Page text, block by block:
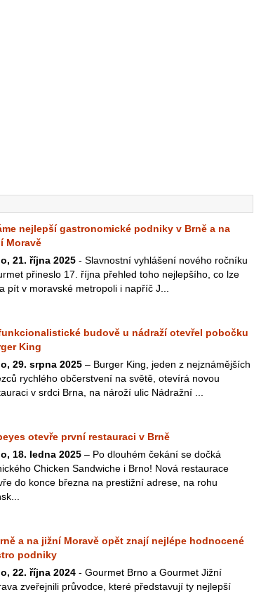
nejlepší gastronomické podniky v Brně a na
Moravě
21. října 2025 - Slavnostní vyhlášení nového ročníku
přineslo 17. října přehled toho nejlepšího, co lze
pít v moravské metropoli i napříč J...
budově u nádraží otevřel pobočku
King
29. srpna 2025 – Burger King, jeden z nejznámějších
rychlého občerstvení na světě, otevírá novou
v srdci Brna, na nároží ulic Nádražní ...
otevře první restauraci v Brně
18. ledna 2025 – Po dlouhém čekání se dočká
Chicken Sandwiche i Brno! Nová restaurace
do konce března na prestižní adrese, na rohu
a na jižní Moravě opět znají nejlépe hodnocené
podniky
22. října 2024 - Gourmet Brno a Gourmet Jižní
zveřejnili průvodce, které představují ty nejlepší